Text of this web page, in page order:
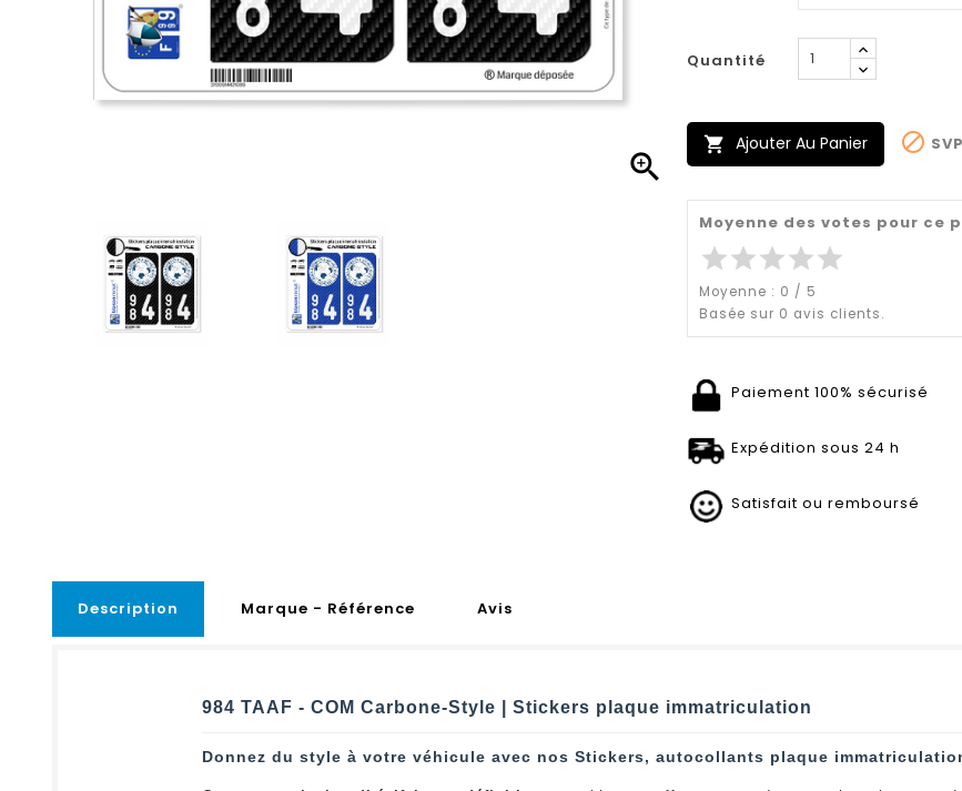

Quantité
 Ajouter Au Panier 
Moyenne des votes pour ce
starstarstarstarstar
Moyenne : 0 / 5
Basée sur 0 avis clients.
Paiement 100% sécurisé
Expédition sous 24 h
Satisfait ou remboursé
Description Marque - Référence Avis
984 TAAF - COM Carbone-Style | Stickers plaque immatriculation
Donnez du style à votre véhicule avec nos Stickers, autocollants plaque